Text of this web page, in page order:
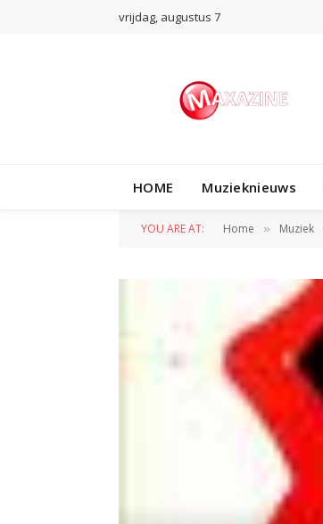
vrijdag, augustus 7
HOME Muzieknieuws
YOU ARE AT: Home » Muziek